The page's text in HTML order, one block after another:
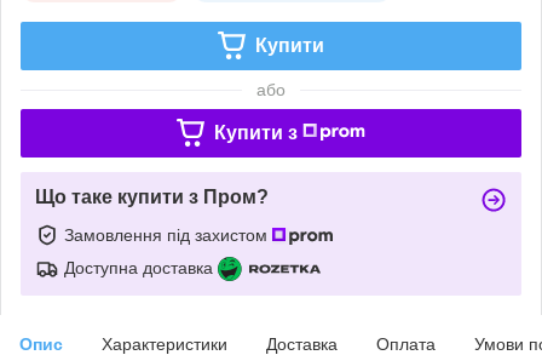
Купити
або
Купити з
Що таке купити з Пром?
Замовлення під захистом
Доступна доставка
Опис Характеристики Доставка Оплата Умови